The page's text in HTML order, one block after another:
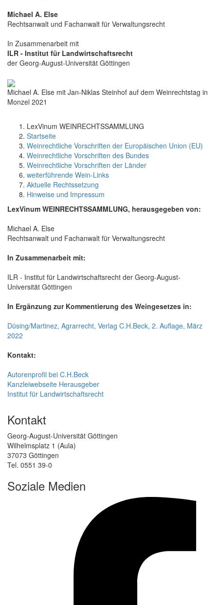
Michael A. Else
Rechtsanwalt und Fachanwalt für Verwaltungsrecht
In Zusammenarbeit mit
ILR - Institut für Landwirtschaftsrecht
der Georg-August-Universität Göttingen
Michael A. Else mit Jan-Niklas Steinhof auf dem Weinrechtstag in
Monzel 2021
LexVinum WEINRECHTSSAMMLUNG
Startseite
Weinrechtliche Vorschriften der Europäischen Union (EU)
Weinrechtliche Vorschriften des Bundes
Weinrechtliche Vorschriften der Länder
weiterführende Wein-Links
Aktuelle Rechtssetzung
Hinweise und Impressum
LexVinum WEINRECHTSSAMMLUNG, herausgegeben von:
Michael A. Else
Rechtsanwalt und Fachanwalt für Verwaltungsrecht
In Zusammenarbeit mit:
ILR - Institut für Landwirtschaftsrecht der Georg-August-
Universität Göttingen
In Ergänzung zur Kommentierung des Weingesetzes in:
Düsing/Martinez, Agrarrecht, Verlag C.H.Beck, 2. Auflage, März
2022
Kontakt:
Autorenprofil bei C.H.Beck
Kanzleiwebseite Herausgeber
Institut für Landwirtschaftsrecht
Kontakt
Georg-August-Universität Göttingen
Wilhelmsplatz 1 (Aula)
37073 Göttingen
Tel. 0551 39-0
Soziale Medien